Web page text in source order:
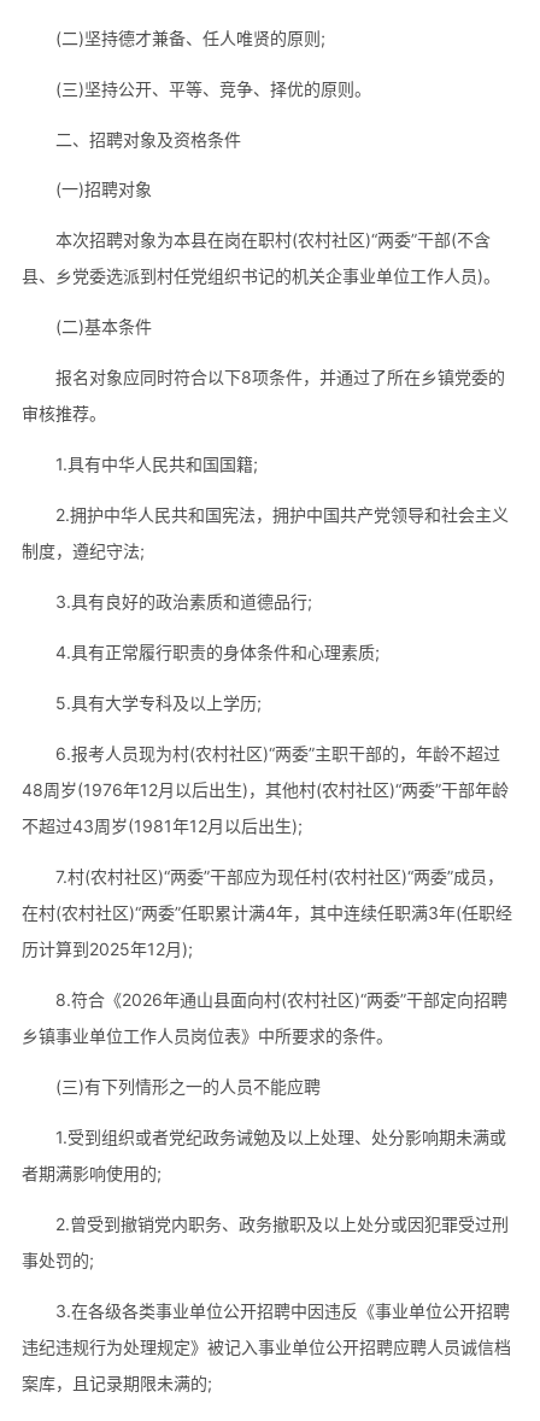
(二)坚持德才兼备、任人唯贤的原则;
(三)坚持公开、平等、竞争、择优的原则。
二、招聘对象及资格条件
(一)招聘对象
本次招聘对象为本县在岗在职村(农村社区)“两委”干部(不含
县、乡党委选派到村任党组织书记的机关企事业单位工作人员)。
(二)基本条件
报名对象应同时符合以下8项条件，并通过了所在乡镇党委的
审核推荐。
1.具有中华人民共和国国籍;
2.拥护中华人民共和国宪法，拥护中国共产党领导和社会主义
制度，遵纪守法;
3.具有良好的政治素质和道德品行;
4.具有正常履行职责的身体条件和心理素质;
5.具有大学专科及以上学历;
6.报考人员现为村(农村社区)“两委”主职干部的，年龄不超过
48周岁(1976年12月以后出生)，其他村(农村社区)“两委”干部年龄
不超过43周岁(1981年12月以后出生);
7.村(农村社区)“两委”干部应为现任村(农村社区)“两委”成员，
在村(农村社区)“两委”任职累计满4年，其中连续任职满3年(任职经
历计算到2025年12月);
8.符合《2026年通山县面向村(农村社区)“两委”干部定向招聘
乡镇事业单位工作人员岗位表》中所要求的条件。
(三)有下列情形之一的人员不能应聘
1.受到组织或者党纪政务诫勉及以上处理、处分影响期未满或
者期满影响使用的;
2.曾受到撤销党内职务、政务撤职及以上处分或因犯罪受过刑
事处罚的;
3.在各级各类事业单位公开招聘中因违反《事业单位公开招聘
违纪违规行为处理规定》被记入事业单位公开招聘应聘人员诚信档
案库，且记录期限未满的;